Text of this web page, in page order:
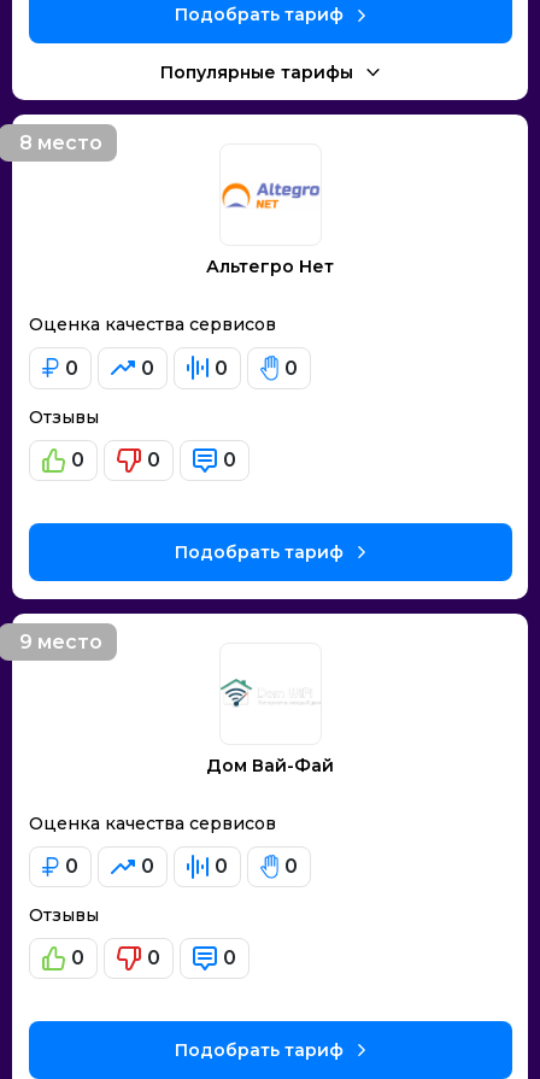
Подобрать тариф
Популярные тарифы
8 место
Альтегро Нет
Оценка качества сервисов
0 0 0 0
Отзывы
0 0 0
Подобрать тариф
9 место
Дом Вай-Фай
Оценка качества сервисов
0 0 0 0
Отзывы
0 0 0
Подобрать тариф